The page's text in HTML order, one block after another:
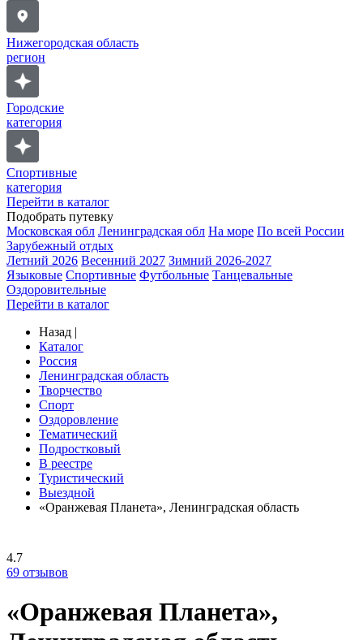
Нижегородская область
регион
Городские
категория
Спортивные
категория
Перейти в каталог
Подобрать путевку
Московская обл Ленинградская обл На море По всей России
Зарубежный отдых
Летний 2026 Весенний 2027 Зимний 2026-2027
Языковые Спортивные Футбольные Танцевальные
Оздоровительные
Перейти в каталог
Назад |
Каталог
Россия
Ленинградская область
Творчество
Спорт
Оздоровление
Тематический
Подростковый
В реестре
Туристический
Выездной
«Оранжевая Планета», Ленинградская область
4.7
69 отзывов
«Оранжевая Планета»,